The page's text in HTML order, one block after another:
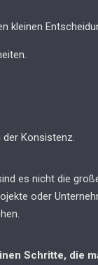
kleinen
der Konsistenz.
es nicht die
oder
Schritte, die